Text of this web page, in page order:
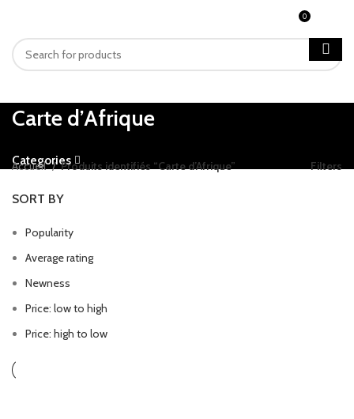
0
Carte d’Afrique
Categories
Accueil Produits identifiés “Carte d’Afrique” Filters
SORT BY
Popularity
Average rating
Newness
Price: low to high
Price: high to low